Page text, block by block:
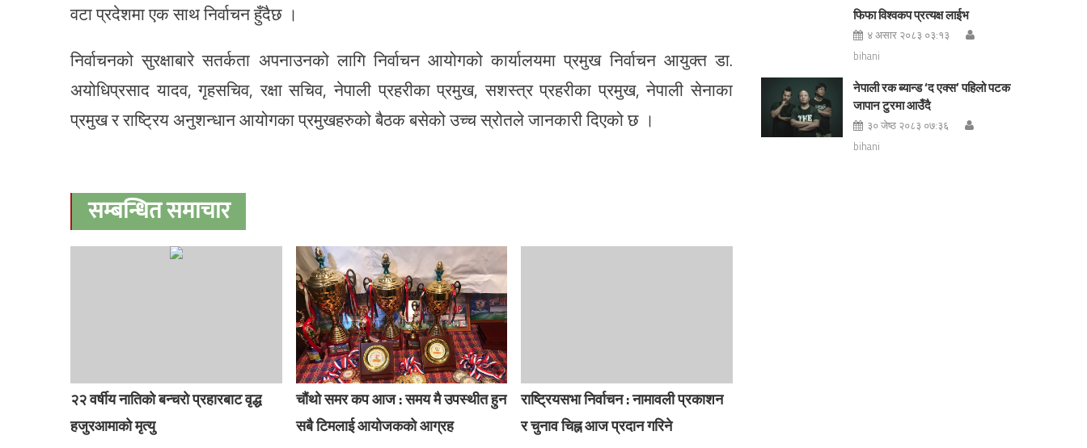
वटा प्रदेशमा एक साथ निर्वाचन हुँदैछ ।
निर्वाचनको सुरक्षाबारे सतर्कता अपनाउनको लागि निर्वाचन आयोगको कार्यालयमा प्रमुख निर्वाचन आयुक्त डा.
अयोधिप्रसाद यादव, गृहसचिव, रक्षा सचिव, नेपाली प्रहरीका प्रमुख, सशस्त्र प्रहरीका प्रमुख, नेपाली सेनाका
प्रमुख र राष्ट्रिय अनुशन्धान आयोगका प्रमुखहरुको बैठक बसेको उच्च स्रोतले जानकारी दिएको छ ।
सम्बन्धित समाचार
२२ वर्षीय नातिको बन्चरो प्रहारबाट वृद्ध
हजुरआमाको मृत्यु
चौंथो समर कप आज : समय मै उपस्थीत हुन
सबै टिमलाई आयोजकको आग्रह
राष्ट्रियसभा निर्वाचन : नामावली प्रकाशन
र चुनाव चिह्न आज प्रदान गरिने
फिफा विश्वकप प्रत्यक्ष लाईभ
४ असार २०८३ ०३:१३
bihani
नेपाली रक ब्यान्ड ‘द एक्स’ पहिलो पटक
जापान टुरमा आउँदै
३० जेष्ठ २०८३ ०७:३६
bihani